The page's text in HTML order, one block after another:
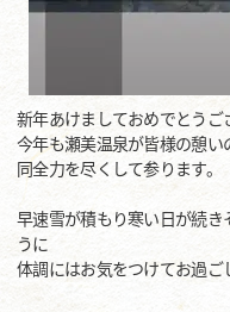
新年あけましておめでとうご
今年も瀬美温泉が皆様の憩
同全力を尽くして参ります。
早速雪が積もり寒い日が続き
うに
体調にはお気をつけてお過ご